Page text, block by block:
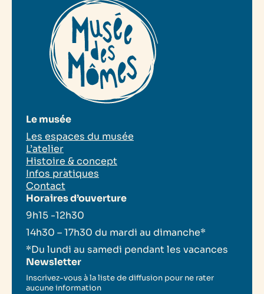
Le musée
Les espaces du musée
L’atelier
Histoire & concept
Infos pratiques
Contact
Horaires d’ouverture
9h15 -12h30
14h30 – 17h30 du mardi au dimanche*
*Du lundi au samedi pendant les vacances
Newsletter
Inscrivez-vous à la liste de diffusion pour ne rater
aucune information